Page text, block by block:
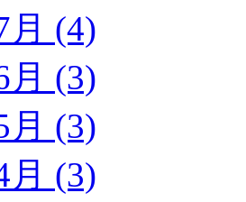
月 (4)
月 (3)
月 (3)
月 (3)